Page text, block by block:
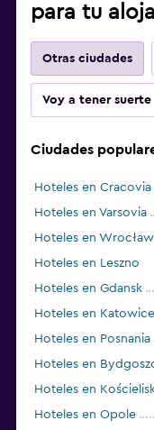
para tu
Otras ciudades
Voy a tener suerte
Ciudades
Hoteles en Cracovia
Hoteles en Varsovia
Hoteles en Wrocław
Hoteles en Leszno
Hoteles en Gdansk
Hoteles en Katowice
Hoteles en Posnania
Hoteles en
Hoteles en
Hoteles en Opole